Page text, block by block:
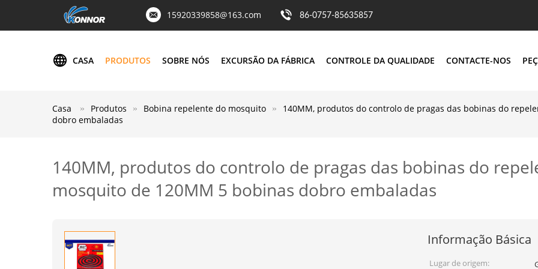
15920339858@163.com 86-0757-85635857
CASA PRODUTOS SOBRE NÓS EXCURSÃO DA FÁBRICA CONTROLE DA QUALIDADE CONTACTE-NOS
Casa Produtos Bobina repelente do mosquito
140MM, produtos do controlo de pragas das bobinas do
dobro embaladas
140MM, produtos do controlo de pragas das bobinas do
mosquito de 120MM 5 bobinas dobro embaladas
Informação Básica
Lugar de origem: